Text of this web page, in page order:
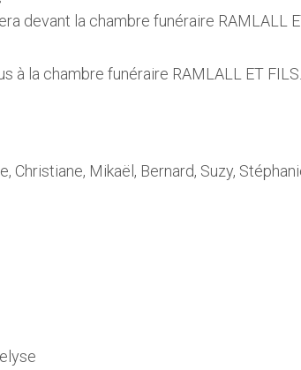
devant la chambre funéraire RAMLALL
à la chambre funéraire RAMLALL ET FILS.
Mikaël, Bernard, Suzy,